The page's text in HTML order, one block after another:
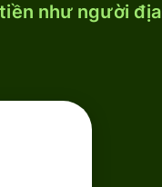
như người địa